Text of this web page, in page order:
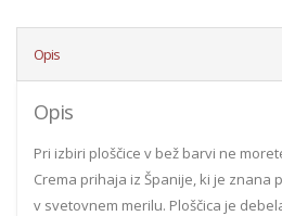
Opis
Opis
Pri izbiri ploščice v bež barvi ne
Crema prihaja iz Španije, ki je znana
v svetovnem merilu. Ploščica je